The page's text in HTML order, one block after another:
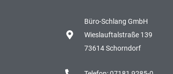
Büro-Schlang GmbH
Wieslauftalstraße 139
73614 Schorndorf